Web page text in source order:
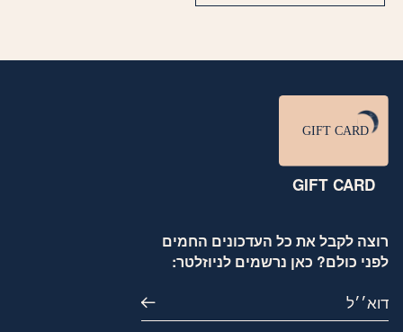
האפשרויות
רוצה לקבל את כל העדכונים החמים
לפני כולם? כאן נרשמים לניוזלטר:
דוא׳׳ל
GIFT CARD